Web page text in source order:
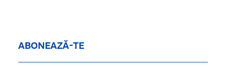
ABONEAZĂ-TE